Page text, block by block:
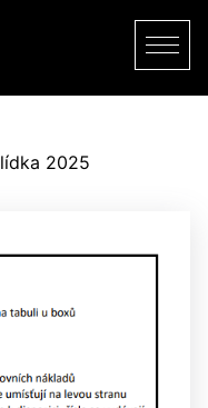
2025